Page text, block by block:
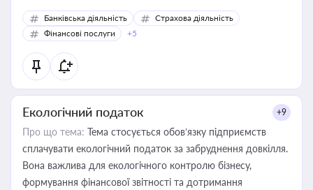
Банківська діяльність
Страхова діяльність
Фінансові послуги
+5
Екологічний податок +9
Про що тема: Тема стосується обов’язку підприємств
сплачувати екологічний податок за забруднення довкілля.
Вона важлива для екологічного контролю бізнесу,
формування фінансової звітності та дотримання